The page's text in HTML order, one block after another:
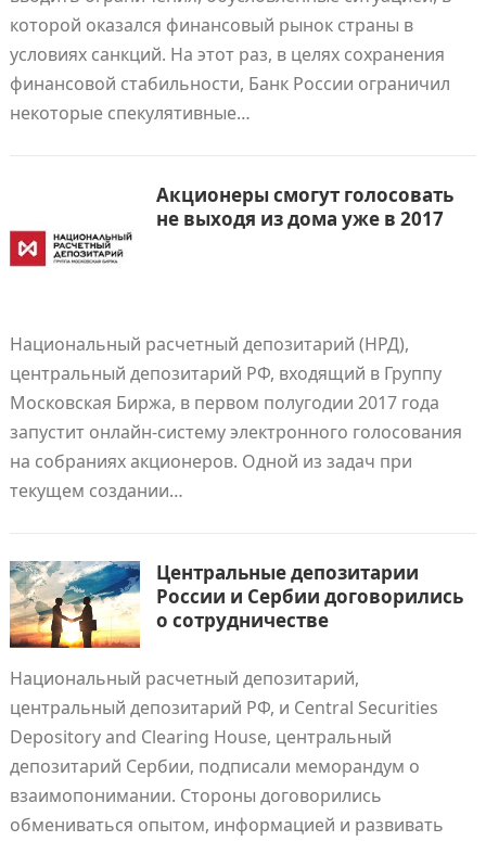
которой оказался финансовый рынок страны в
условиях санкций. На этот раз, в целях сохранения
финансовой стабильности, Банк России ограничил
некоторые спекулятивные…
Акционеры смогут голосовать
не выходя из дома уже в 2017
Национальный расчетный депозитарий (НРД),
центральный депозитарий РФ, входящий в Группу
Московская Биржа, в первом полугодии 2017 года
запустит онлайн-систему электронного голосования
на собраниях акционеров. Одной из задач при
текущем создании…
Центральные депозитарии
России и Сербии договорились
о сотрудничестве
Национальный расчетный депозитарий,
центральный депозитарий РФ, и Central Securities
Depository and Clearing House, центральный
депозитарий Сербии, подписали меморандум о
взаимопонимании. Стороны договорились
обмениваться опытом, информацией и развивать